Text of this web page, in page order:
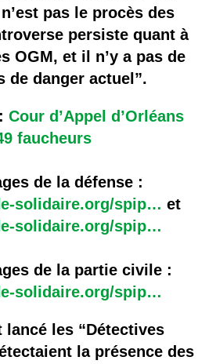
pas le procès des
persiste quant à
OGM, et il n’y a pas de
de danger actuel”.
Cour d’Appel d’Orléans
faucheurs
de la défense :
solidaire.org/spip… et
solidaire.org/spip…
de la partie civile :
solidaire.org/spip…
lancé les “Détectives
la présence des